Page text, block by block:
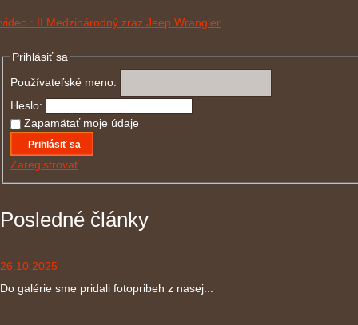
video : II.Medzinárodný zraz Jeep Wrangler
Prihlásiť sa
Používateľské meno:
Heslo:
Zapamätať moje údaje
Prihlásiť sa
Zaregistrovať
Posledné články
26.10.2025
Do galérie sme pridali fotopribeh z nasej...